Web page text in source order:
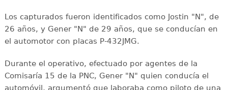
Los capturados fueron identificados como Jostin "N", de
26 años, y Gener "N" de 29 años, que se conducían en
el automotor con placas P-432JMG.
Durante el operativo, efectuado por agentes de la
Comisaría 15 de la PNC, Gener "N" quien conducía el
automóvil, argumentó que laboraba como piloto de una